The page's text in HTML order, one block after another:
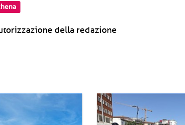
della redazione